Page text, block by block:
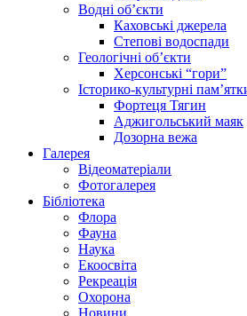
Водні об’єкти
Каховські джерела
Степові водоспади
Геологічні об’єкти
Херсонські “гори”
Історико-культурні
Фортеця Тягин
Аджигольський маяк
Дозорна вежа
Галерея
Відеоматеріали
Фотогалерея
Бібліотека
Флора
Фауна
Наука
Екоосвіта
Рекреація
Охорона
Новини